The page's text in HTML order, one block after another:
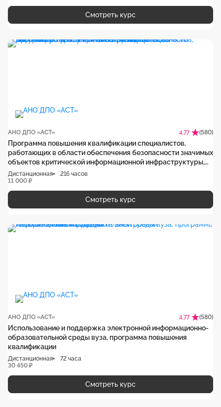
Смотреть курс
АНО ДПО «АСТ» 4.77 (580)
Программа повышения квалификации специалистов,
работающих в области обеспечения безопасности значимых
объектов критической информационной инфраструктуры,
учебная нагрузка 216 часов
Дистанционная
216 часов
11 000 ₽
Смотреть курс
АНО ДПО «АСТ» 4.77 (580)
Использование и поддержка электронной информационно-
образовательной среды вуза, программа повышения
квалификации
Дистанционная
72 часа
30 450 ₽
Смотреть курс